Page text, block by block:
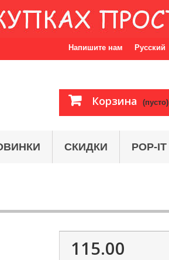
Русский
Напишите нам
Корзина (пусто)
СКИДКИ POP-IT
115.00